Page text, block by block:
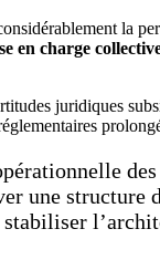
la
en charge
juridiques
une